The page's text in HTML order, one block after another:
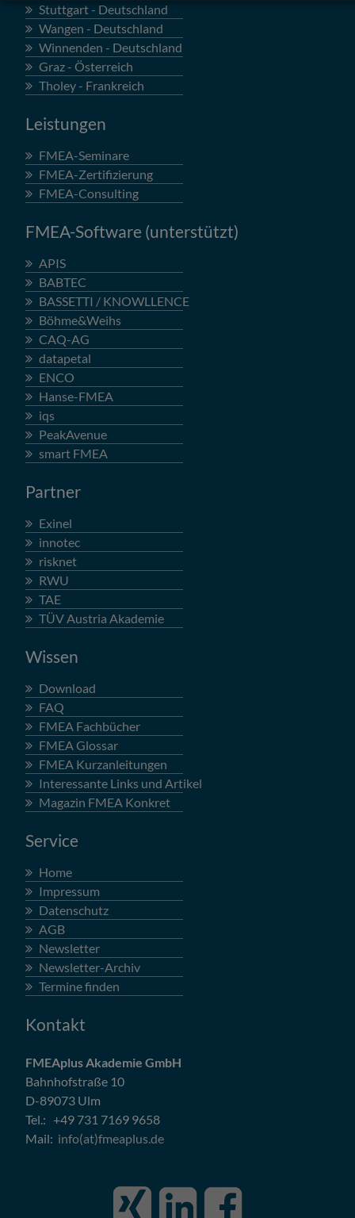
Stuttgart - Deutschland
Wangen - Deutschland
Winnenden - Deutschland
Graz - Österreich
Tholey - Frankreich
Leistungen
FMEA-Seminare
FMEA-Zertifizierung
FMEA-Consulting
FMEA-Software (unterstützt)
APIS
BABTEC
BASSETTI / KNOWLLENCE
Böhme&Weihs
CAQ-AG
datapetal
ENCO
Hanse-FMEA
iqs
PeakAvenue
smart FMEA
Partner
Exinel
innotec
risknet
RWU
TAE
TÜV Austria Akademie
Wissen
Download
FAQ
FMEA Fachbücher
FMEA Glossar
FMEA Kurzanleitungen
Interessante Links und Artikel
Magazin FMEA Konkret
Service
Home
Impressum
Datenschutz
AGB
Newsletter
Newsletter-Archiv
Termine finden
Kontakt
FMEAplus Akademie GmbH
Bahnhofstraße 10
D-89073 Ulm
Tel.: +49 731 7169 9658
Mail: info(at)fmeaplus.de